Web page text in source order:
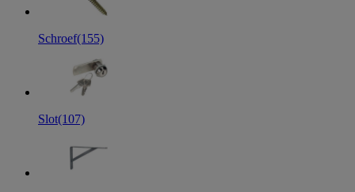
Schroef(155)
Slot(107)